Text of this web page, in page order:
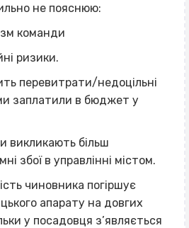
не пояснюю:
команди
ризики.
перевитрати/недоцільні
заплатили в бюджет у
викликають більш
збої в управлінні містом.
чиновника погіршує
апарату на довгих
у посадовця з’являється